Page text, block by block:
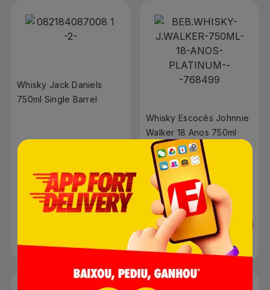
Whisky Jack Daniels
750ml Single Barrel
R$ 379,90
Whisky Escocês Johnnie
Walker 18 Anos 750ml
R$ 558,99
Adicionar